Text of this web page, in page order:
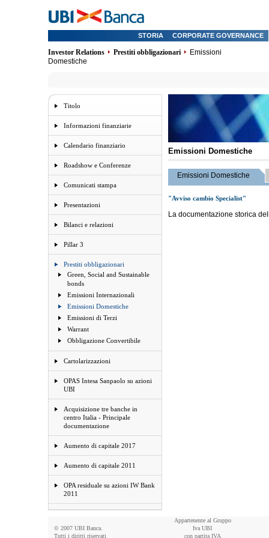
STORIA CORPORATE GOVERNANCE
Investor Relations Prestiti obbligazionari
Emissioni
Domestiche
Titolo
Informazioni finanziarie
Calendario finanziario
Roadshow e Conferenze
Comunicati stampa
Presentazioni
Bilanci e relazioni
Pillar 3
Prestiti obbligazionari
Green, Social and Sustainable
bonds
Emissioni Internazionali
Emissioni Domestiche
Emissioni di Terzi
Warrant
Obbligazione Convertibile
Cartolarizzazioni
OPAS Intesa Sanpaolo su azioni
UBI
Acquisizione tre banche in
centro Italia - Principale
documentazione
Aumento di capitale 2017
Aumento di capitale 2011
OPA residuale su azioni IW Bank
2011
Emissioni Domestiche
Emissioni Domestiche
"Avviso cambio Specialist"
La documentazione storica
© 2007 UBI Banca.
Tutti i diritti riservati
Appartenente al Gruppo
Iva UBI
con partita IVA